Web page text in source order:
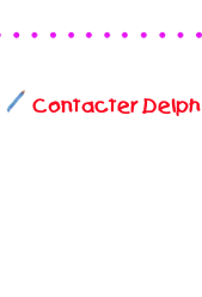
Contacter Delph